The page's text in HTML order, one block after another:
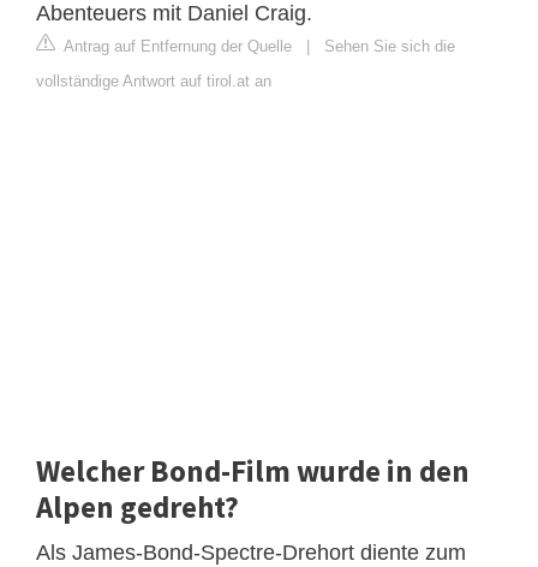
Abenteuers mit Daniel Craig.
Antrag auf Entfernung der Quelle
Sehen Sie sich die
vollständige Antwort auf tirol.at an
Welcher Bond-Film wurde in den
Alpen gedreht?
Als James-Bond-Spectre-Drehort diente zum